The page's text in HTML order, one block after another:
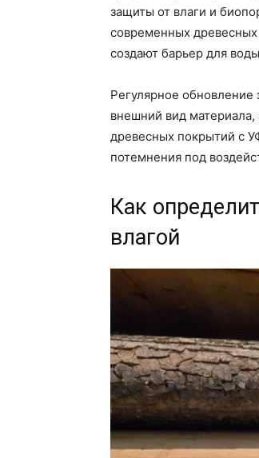
защиты от влаги и
современных
создают барьер для
Регулярное обновление
внешний вид
древесных покрытий с
потемнения под
Как
влагой